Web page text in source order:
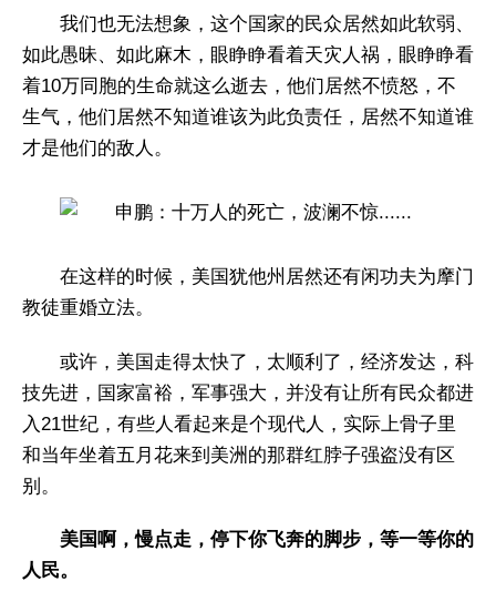
我们也无法想象，这个国家的民众居然如此软弱、
如此愚昧、如此麻木，眼睁睁看着天灾人祸，眼睁睁看
着10万同胞的生命就这么逝去，他们居然不愤怒，不
生气，他们居然不知道谁该为此负责任，居然不知道谁
才是他们的敌人。
在这样的时候，美国犹他州居然还有闲功夫为摩门
教徒重婚立法。
或许，美国走得太快了，太顺利了，经济发达，科
技先进，国家富裕，军事强大，并没有让所有民众都进
入21世纪，有些人看起来是个现代人，实际上骨子里
和当年坐着五月花来到美洲的那群红脖子强盗没有区
别。
美国啊，慢点走，停下你飞奔的脚步，等一等你的
人民。